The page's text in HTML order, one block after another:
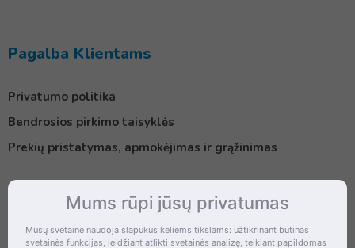
Pagalba Klientams
Privatumo politika
Bendrosios pirkimo taisyklės
Prekių pristatymas, apmokėjimas ir grąžinimas
KontaktaiMums rūpi jūsų privatumas
Mūsų svetainė naudoja slapukus keliems tikslams: užtikrinant būtinas
svetainės funkcijas, leidžiant atlikti svetainės analizę, teikiant papildomas